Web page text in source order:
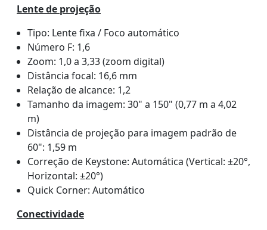
Lente de projeção
Tipo: Lente fixa / Foco automático
Número F: 1,6
Zoom: 1,0 a 3,33 (zoom digital)
Distância focal: 16,6 mm
Relação de alcance: 1,2
Tamanho da imagem: 30" a 150" (0,77 m a 4,02
m)
Distância de projeção para imagem padrão de
60": 1,59 m
Correção de Keystone: Automática (Vertical: ±20°,
Horizontal: ±20°)
Quick Corner: Automático
Conectividade